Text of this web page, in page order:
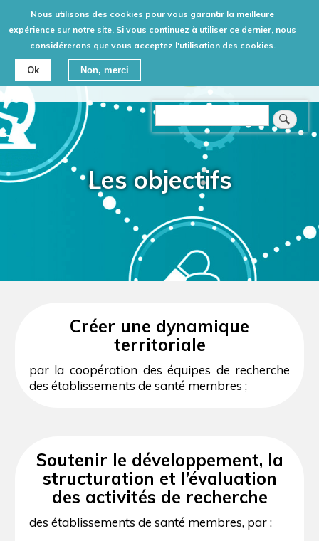
Nous utilisons des cookies pour vous garantir la meilleure
expérience sur notre site. Si vous continuez à utiliser ce dernier, nous
considérerons que vous acceptez l'utilisation des cookies.
Ok Non, merci
Aller
au
contenu
Rechercher
Retour
Les objectifs
Créer une dynamique
territoriale
par la coopération des équipes de recherche
des établissements de santé membres ;
Soutenir le développement, la
structuration et l’évaluation
des activités de recherche
des établissements de santé membres, par :